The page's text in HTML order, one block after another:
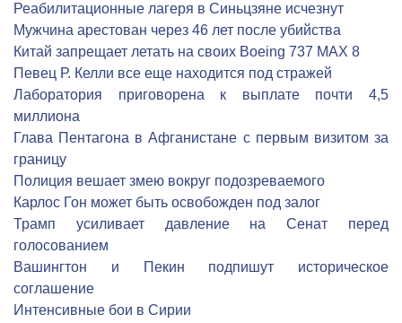
Реабилитационные лагеря в Синьцзяне исчезнут
Мужчина арестован через 46 лет после убийства
Китай запрещает летать на своих Boeing 737 MAX 8
Певец Р. Келли все еще находится под стражей
Лаборатория приговорена к выплате почти 4,5
миллиона
Глава Пентагона в Афганистане с первым визитом за
границу
Полиция вешает змею вокруг подозреваемого
Карлос Гон может быть освобожден под залог
Трамп усиливает давление на Сенат перед
голосованием
Вашингтон и Пекин подпишут историческое
соглашение
Интенсивные бои в Сирии